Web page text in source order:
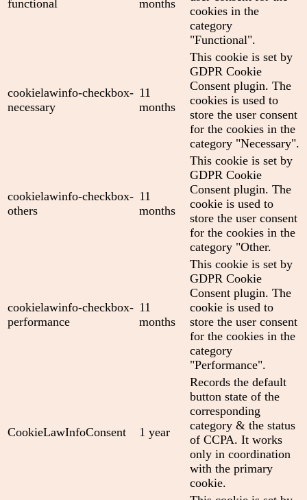
functional
months
cookies in the
category
"Functional".
cookielawinfo-checkbox-
necessary
11
months
This cookie is set by
GDPR Cookie
Consent plugin. The
cookies is used to
store the user consent
for the cookies in the
category "Necessary".
cookielawinfo-checkbox-
others
11
months
This cookie is set by
GDPR Cookie
Consent plugin. The
cookie is used to
store the user consent
for the cookies in the
category "Other.
cookielawinfo-checkbox-
performance
11
months
This cookie is set by
GDPR Cookie
Consent plugin. The
cookie is used to
store the user consent
for the cookies in the
category
"Performance".
CookieLawInfoConsent 1 year
Records the default
button state of the
corresponding
category & the status
of CCPA. It works
only in coordination
with the primary
cookie.